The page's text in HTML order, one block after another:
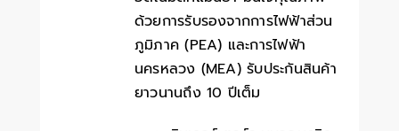
ด้วยการรับรองจากการไฟฟ้าส่วน
ภูมิภาค (PEA) และการไฟฟ้า
นครหลวง (MEA) รับประกันสินค้า
ยาวนานถึง 10 ปีเต็ม